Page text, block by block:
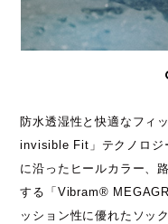
防水透湿性と快適なフィ
invisible Fit」テクノロジ
に沿ったヒールカラー、
する「Vibram®
ッション性に優れたソッ